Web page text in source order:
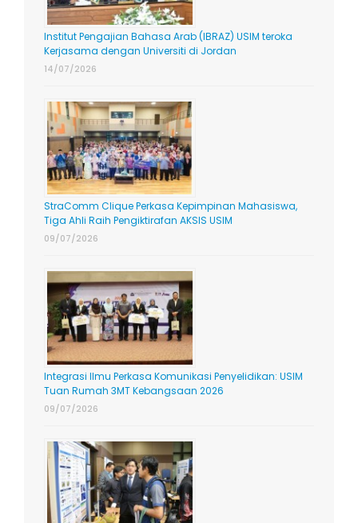
Institut Pengajian Bahasa Arab (IBRAZ) USIM teroka
Kerjasama dengan Universiti di Jordan
14/07/2026
StraComm Clique Perkasa Kepimpinan Mahasiswa,
Tiga Ahli Raih Pengiktirafan AKSIS USIM
09/07/2026
Integrasi Ilmu Perkasa Komunikasi Penyelidikan: USIM
Tuan Rumah 3MT Kebangsaan 2026
09/07/2026